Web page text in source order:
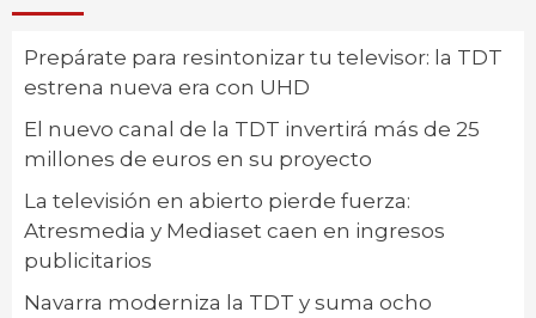
Prepárate para resintonizar tu televisor: la TDT
estrena nueva era con UHD
El nuevo canal de la TDT invertirá más de 25
millones de euros en su proyecto
La televisión en abierto pierde fuerza:
Atresmedia y Mediaset caen en ingresos
publicitarios
Navarra moderniza la TDT y suma ocho